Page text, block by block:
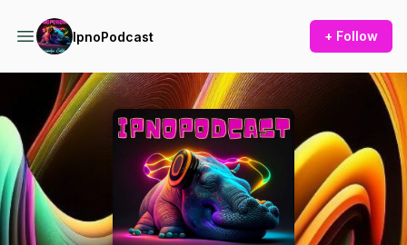
IpnoPodcast + Follow
Podcast Background Image